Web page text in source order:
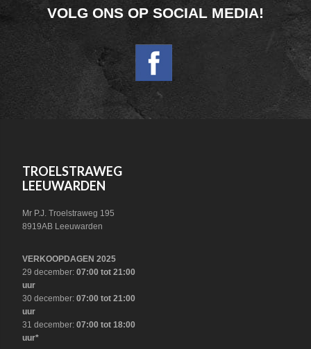
FOOTER
WIDGET
HEADER
SOCIAL
VOLG ONS OP SOCIAL MEDIA!
TROELSTRAWEG
LEEUWARDEN
Mr P.J. Troelstraweg 195
8919AB Leeuwarden
VERKOOPDAGEN 2025
29 december:07:00 tot 21:00
uur
30 december:07:00 tot 21:00
uur
31 december:07:00 tot 18:00
uur*